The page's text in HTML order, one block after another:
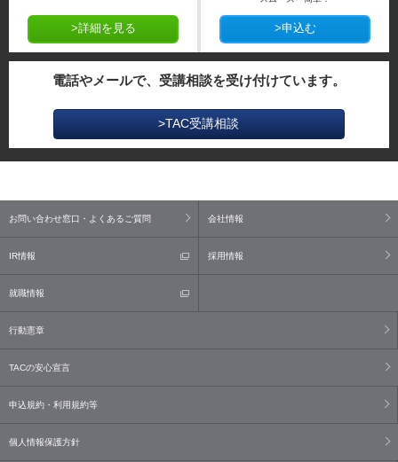
>詳細を見る >申込む
電話やメールで、受講相談を受け付けています。
>TAC受講相談
お問い合わせ窓口・よくあるご質問 会社情報
IR情報 採用情報
就職情報
行動憲章
TACの安心宣言
申込規約・利用規約等
個人情報保護方針